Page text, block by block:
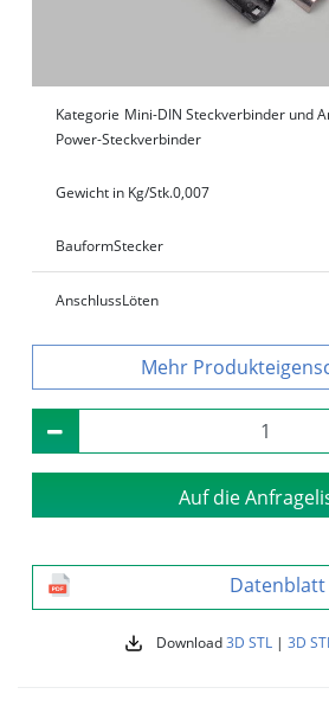
Kategorie Mini-DIN Steckverbinder und
Power-Steckverbinder
Gewicht in Kg/Stk.0,007
BauformStecker
AnschlussLöten
Auf die
Datenblatt
Download3D STL| 3D